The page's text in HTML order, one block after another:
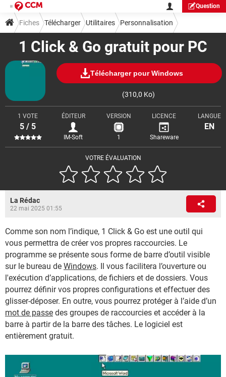
Question
1 Click & Go gratuit pour PC
Télécharger pour Windows
(310,0 Ko)
VOTRE ÉVALUATION
1 VOTE
5 / 5
ÉDITEUR
IM-Soft
VERSION
1
LICENCE
Shareware
LANGUE
EN
Fiches Télécharger Utilitaires Personnalisation
La Rédac
22 mai 2025 01:55
Comme son nom l’indique, 1 Click & Go est une outil qui
vous permettra de créer vos propres raccourcies. Le
programme se présente sous forme de barre d’outil visible
sur le bureau de Windows. Il vous facilitera l’ouverture ou
l'exécution d’applications, de fichiers et de dossiers. Vous
pourrez définir vos propres configurations et effectuer des
glisser-déposer. En outre, vous pourrez protéger à l’aide d’un
mot de passe des groupes de raccourcies et accéder à la
barre à partir de la barre des tâches. Le logiciel est
entièrement gratuit.